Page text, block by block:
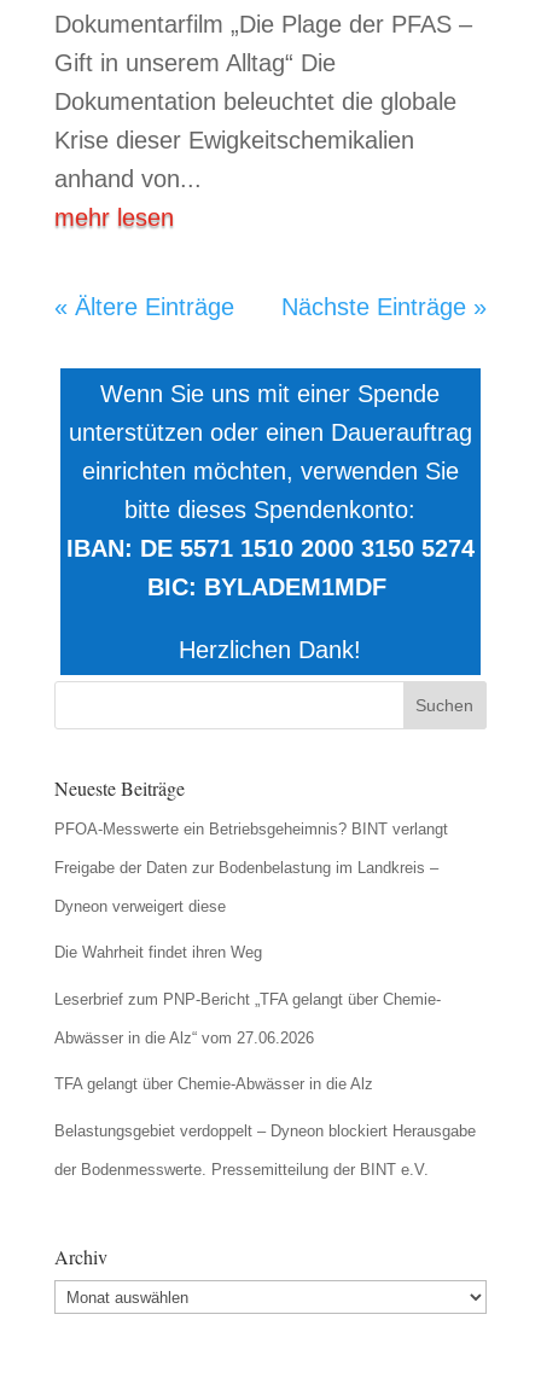
Dokumentarfilm „Die Plage der PFAS –
Gift in unserem Alltag“ Die
Dokumentation beleuchtet die globale
Krise dieser Ewigkeitschemikalien
anhand von...
mehr lesen
« Ältere Einträge Nächste Einträge »
Wenn Sie uns mit einer Spende
unterstützen oder einen Dauerauftrag
einrichten möchten, verwenden Sie
bitte dieses Spendenkonto:
IBAN: DE 5571 1510 2000 3150 5274
BIC: BYLADEM1MDF
Herzlichen Dank!
Neueste Beiträge
PFOA-Messwerte ein Betriebsgeheimnis? BINT verlangt
Freigabe der Daten zur Bodenbelastung im Landkreis –
Dyneon verweigert diese
Die Wahrheit findet ihren Weg
Leserbrief zum PNP-Bericht „TFA gelangt über Chemie-
Abwässer in die Alz“ vom 27.06.2026
TFA gelangt über Chemie-Abwässer in die Alz
Belastungsgebiet verdoppelt – Dyneon blockiert Herausgabe
der Bodenmesswerte. Pressemitteilung der BINT e.V.
Archiv
Archiv